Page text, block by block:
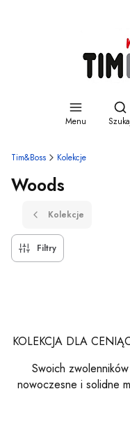
Menu
Tim&Boss Kolekcje
Woods
Kolekcje
Filtry
KOLEKCJA DLA
Swoich
nowoczesne i solidne